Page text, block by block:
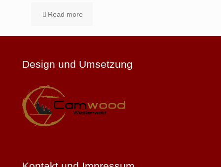
Read more
Design und Umsetzung